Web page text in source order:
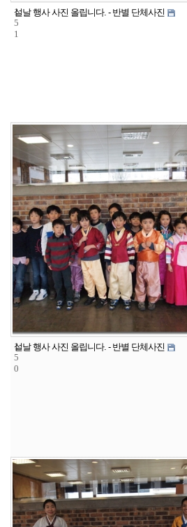
1
5
1
설날 행사 사진 올립니다. - 반별 단체사진
1
5
0
설날 행사 사진 올립니다. - 반별 단체사진